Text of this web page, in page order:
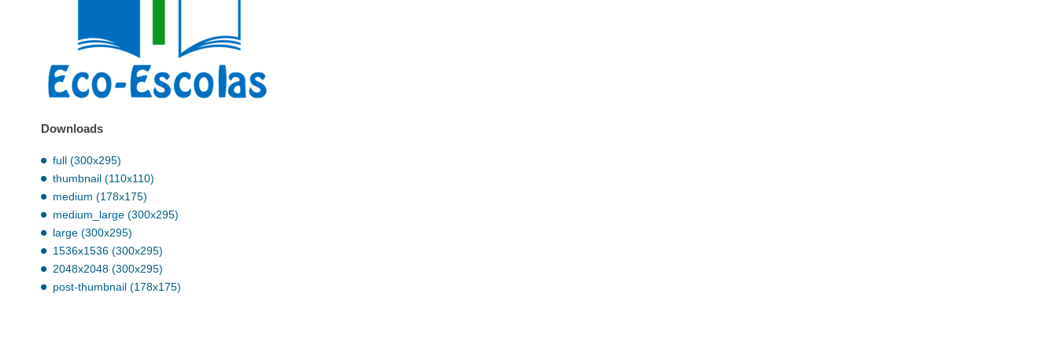
Downloads
full (300x295)
thumbnail (110x110)
medium (178x175)
medium_large (300x295)
large (300x295)
1536x1536 (300x295)
2048x2048 (300x295)
post-thumbnail (178x175)